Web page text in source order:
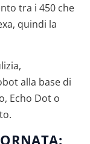
tra i 450 che
quindi la
alla base di
Echo Dot o